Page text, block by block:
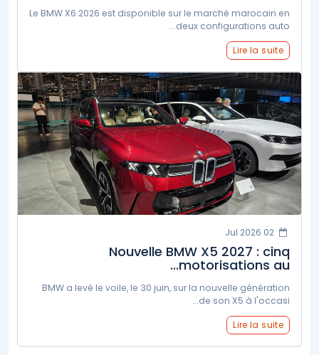
Le BMW X6 2026 est disponible sur le marché marocain en
deux configurations auto...
Lire la suite
Nouvelle BMW X5 2027 : cinq
motorisations au...
BMW a levé le voile, le 30 juin, sur la nouvelle génération
de son X5 à l'occasi...
Lire la suite